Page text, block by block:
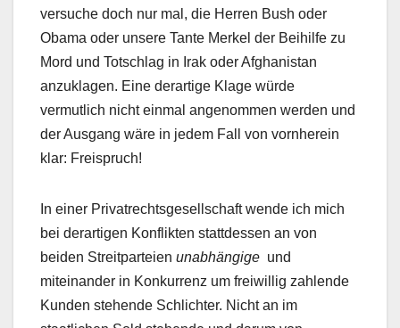
versuche doch nur mal, die Herren Bush oder
Obama oder unsere Tante Merkel der Beihilfe zu
Mord und Totschlag in Irak oder Afghanistan
anzuklagen. Eine derartige Klage würde
vermutlich nicht einmal angenommen werden und
der Ausgang wäre in jedem Fall von vornherein
klar: Freispruch!
In einer Privatrechtsgesellschaft wende ich mich
bei derartigen Konflikten stattdessen an von
beiden Streitparteien unabhängige und
miteinander in Konkurrenz um freiwillig zahlende
Kunden stehende Schlichter. Nicht an im